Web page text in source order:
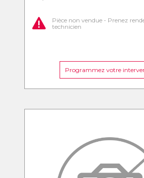
Pièce non vendue - Prenez
technicien
Programmez votre